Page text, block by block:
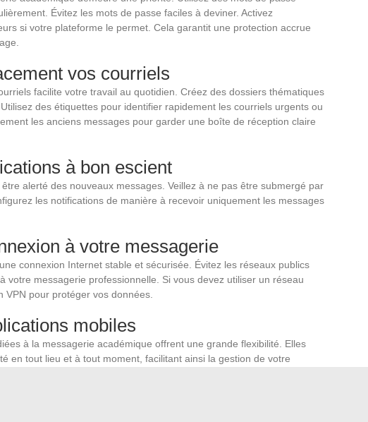
Évitez les mots de passe faciles à deviner. Activez
si votre plateforme le permet. Cela garantit une protection accrue
vos courriels
facilite votre travail au quotidien. Créez des dossiers thématiques
des étiquettes pour identifier rapidement les courriels urgents ou
les anciens messages pour garder une boîte de réception claire
à bon escient
alerté des nouveaux messages. Veillez à ne pas être submergé par
les notifications de manière à recevoir uniquement les messages
à votre messagerie
connexion Internet stable et sécurisée. Évitez les réseaux publics
votre messagerie professionnelle. Si vous devez utiliser un réseau
VPN pour protéger vos données.
mobiles
à la messagerie académique offrent une grande flexibilité. Elles
en tout lieu et à tout moment, facilitant ainsi la gestion de votre